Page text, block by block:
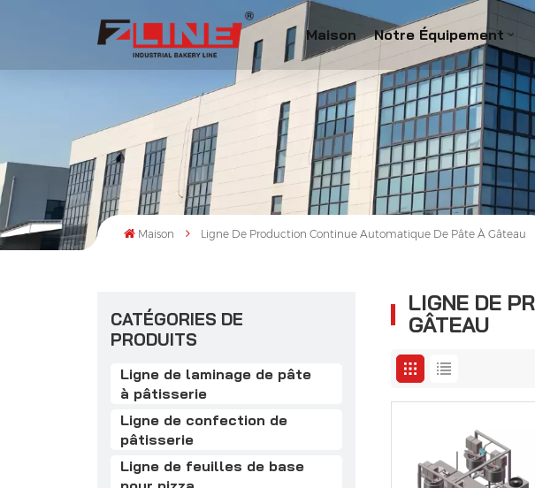
Maison Notre Équipement
Maison Ligne De Production Continue Automatique De Pâte À Gâteau
CATÉGORIES DE
PRODUITS
Ligne de laminage de pâte
à pâtisserie
Ligne de confection de
pâtisserie
Ligne de feuilles de base
LIGNE DE
GÂTEAU